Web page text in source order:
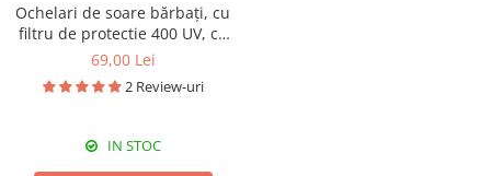
Ochelari de soare bărbați, cu
filtru de protectie 400 UV, cu
toc cadou, OSB16
69,00 Lei
2 Review-uri
IN STOC